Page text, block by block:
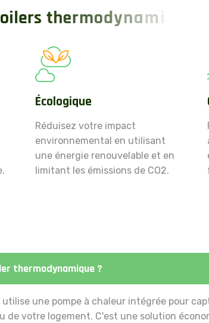
oilers thermodynamiq
Écologique
Réduisez votre impact
environnemental en utilisant
une énergie renouvelable et en
limitant les émissions de CO2.
thermodynamique ?
une pompe à chaleur intégrée pour
de votre logement. C'est une solution